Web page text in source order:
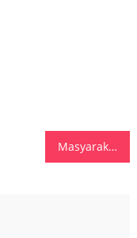
Masyarakat Manipa Terbantu, Pelayanan Kesehatan RS Apung Dr Lie Dharmawan Berakhir Sukses